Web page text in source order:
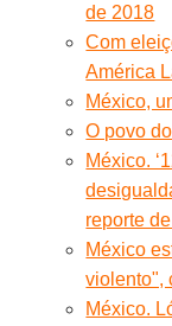
de 2018
Com
América
México,
O povo
México.
reporte
México
violento",
México.